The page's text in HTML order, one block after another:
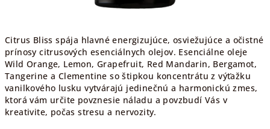
Citrus Bliss spája hlavné energizujúce, osviežujúce a očistné
prínosy citrusových esenciálnych olejov. Esenciálne oleje
Wild Orange, Lemon, Grapefruit, Red Mandarin, Bergamot,
Tangerine a Clementine so štipkou koncentrátu z výťažku
vanilkového lusku vytvárajú jedinečnú a harmonickú zmes,
ktorá vám určite povznesie náladu a povzbudí Vás v
kreativite, počas stresu a nervozity.